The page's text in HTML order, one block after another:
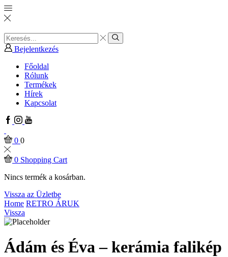
Search
input
Search
Bejelentkezés
Főoldal
Rólunk
Termékek
Hírek
Kapcsolat
Facebook
Instagram
Youtube
0 0
0 Shopping Cart
Nincs termék a kosárban.
Vissza az Üzletbe
Home RETRO ÁRUK
Vissza
Ádám és Éva – kerámia falikép